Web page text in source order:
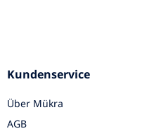
Kundenservice
Über Mükra
AGB